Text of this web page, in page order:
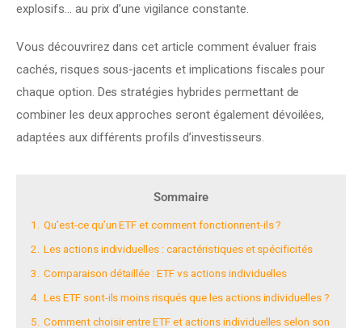
explosifs… au prix d’une vigilance constante.
Vous découvrirez dans cet article comment évaluer frais
cachés, risques sous-jacents et implications fiscales pour
chaque option. Des stratégies hybrides permettant de
combiner les deux approches seront également dévoilées,
adaptées aux différents profils d’investisseurs.
Sommaire
1.
Qu’est-ce qu’un ETF et comment fonctionnent-ils ?
2.
Les actions individuelles : caractéristiques et spécificités
3.
Comparaison détaillée : ETF vs actions individuelles
4. Les ETF sont-ils moins risqués que les actions individuelles ?
5. Comment choisir entre ETF et actions individuelles selon son